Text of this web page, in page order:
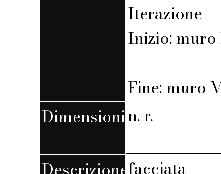
Iterazione
Inizio: muro
Fine: muro
Dimensionin. r.
Descrizionefacciata